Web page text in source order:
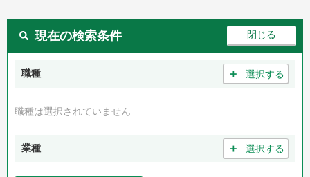
現在の検索条件
職種 ＋ 選択する
職種は選択されていません
業種 ＋ 選択する